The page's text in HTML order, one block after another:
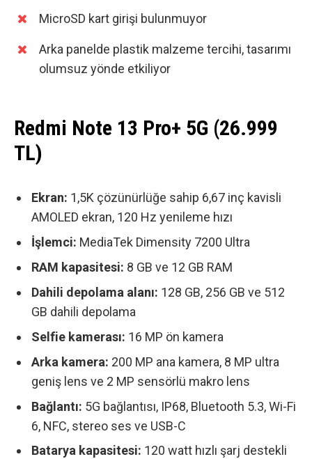
MicroSD kart girişi bulunmuyor
Arka panelde plastik malzeme tercihi, tasarımı
olumsuz yönde etkiliyor
Redmi Note 13 Pro+ 5G (26.999
TL)
Ekran: 1,5K çözünürlüğe sahip 6,67 inç kavisli
AMOLED ekran, 120 Hz yenileme hızı
İşlemci: MediaTek Dimensity 7200 Ultra
RAM kapasitesi: 8 GB ve 12 GB RAM
Dahili depolama alanı: 128 GB, 256 GB ve 512
GB dahili depolama
Selfie kamerası: 16 MP ön kamera
Arka kamera: 200 MP ana kamera, 8 MP ultra
geniş lens ve 2 MP sensörlü makro lens
Bağlantı: 5G bağlantısı, IP68, Bluetooth 5.3, Wi-Fi
6, NFC, stereo ses ve USB-C
Batarya kapasitesi: 120 watt hızlı şarj destekli